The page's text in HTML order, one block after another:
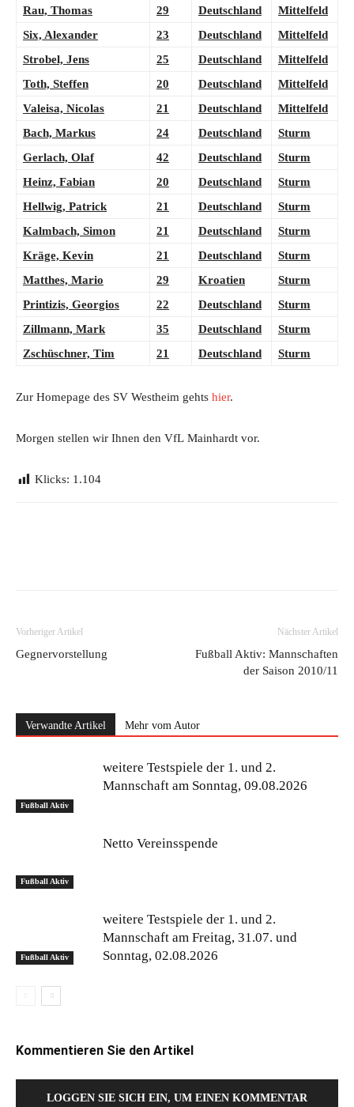
Rau, Thomas 29 Deutschland
Mittelfeld
Six, Alexander
23 Deutschland
Mittelfeld
Strobel, Jens
25 Deutschland
Mittelfeld
Toth, Steffen
20 Deutschland
Mittelfeld
Valeisa, Nicolas
21 Deutschland
Mittelfeld
Bach, Markus
24 Deutschland
Sturm
Gerlach, Olaf
42 Deutschland
Sturm
Heinz, Fabian
20 Deutschland
Sturm
Hellwig, Patrick
21 Deutschland
Sturm
Kalmbach, Simon
21 Deutschland
Sturm
Kräge, Kevin
21 Deutschland
Sturm
Matthes, Mario
29 Kroatien
Sturm
Printizis, Georgios
22 Deutschland
Sturm
Zillmann, Mark
35 Deutschland
Sturm
Zschüschner, Tim
21 Deutschland Sturm
Zur Homepage des SV Westheim gehts hier.
Morgen stellen wir Ihnen den VfL Mainhardt vor.
Klicks: 1.104
Vorheriger Artikel
Gegnervorstellung
Nächster Artikel
Fußball Aktiv: Mannschaften
der Saison 2010/11
Verwandte Artikel Mehr vom Autor
Fußball Aktiv
weitere Testspiele der 1. und 2.
Mannschaft am Sonntag, 09.08.2026
Fußball Aktiv
Netto Vereinsspende
Fußball Aktiv
weitere Testspiele der 1. und 2.
Mannschaft am Freitag, 31.07. und
Sonntag, 02.08.2026
Kommentieren Sie den Artikel
LOGGEN SIE SICH EIN, UM EINEN KOMMENTAR